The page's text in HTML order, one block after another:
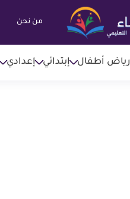
من نحن
رياض أطفال إبتدائي إعدادي